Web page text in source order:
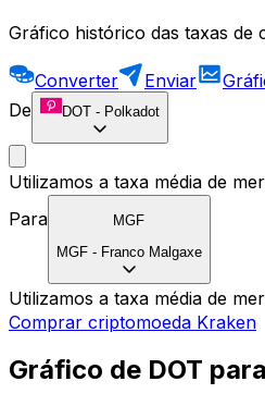
Gráfico histórico das taxas de
Converter Enviar
De
DOT - Polkadot
Utilizamos a taxa média de
Para
MGF
MGF - Franco Malgaxe
Utilizamos a taxa média de
Comprar criptomoeda Kraken
Gráfico de DOT